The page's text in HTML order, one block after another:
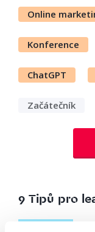
Online
Konference
ChatGPT
Začátečník
9 Tipů pro